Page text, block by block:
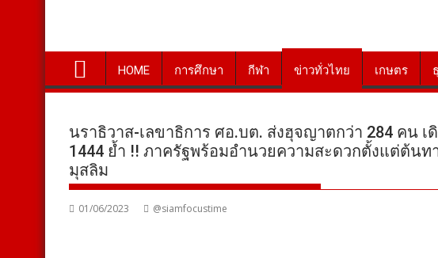
HOME การศึกษา กีฬา ข่าวทั่วไทย เกษตร
นราธิวาส-เลขาธิการ ศอ.บต. ส่งฮุจญาตกว่า 284 คน
1444 ย้ำ !! ภาครัฐพร้อมอำนวยความสะดวกตั้งแต่ต้นท
มุสลิม
01/06/2023 @siamfocustime